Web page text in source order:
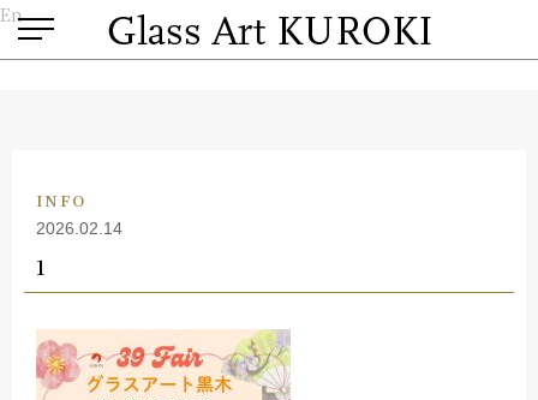
En
INFO
2026.02.14
1